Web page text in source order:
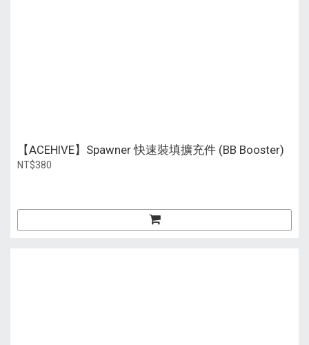
【ACEHIVE】Spawner 快速裝填擴充件 (BB Booster)
NT$380